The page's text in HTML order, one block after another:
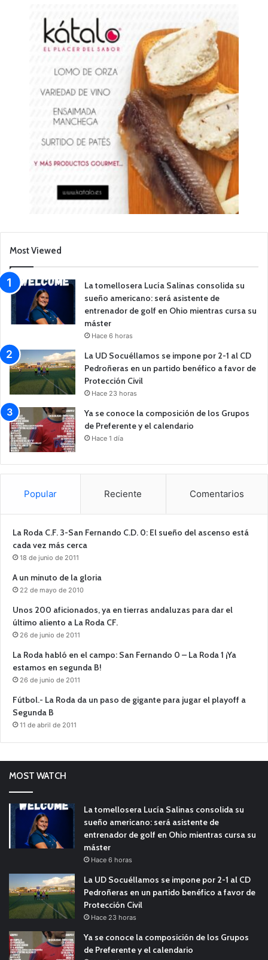
Most Viewed
La tomellosera Lucía Salinas consolida su
sueño americano: será asistente de
entrenador de golf en Ohio mientras cursa su
máster
Hace 6 horas
La UD Socuéllamos se impone por 2-1 al CD
Pedroñeras en un partido benéfico a favor de
Protección Civil
Hace 23 horas
Ya se conoce la composición de los Grupos
de Preferente y el calendario
Hace 1 día
Popular Reciente Comentarios
La Roda C.F. 3-San Fernando C.D. 0: El sueño del ascenso está
cada vez más cerca
18 de junio de 2011
A un minuto de la gloria
22 de mayo de 2010
Unos 200 aficionados, ya en tierras andaluzas para dar el
último aliento a La Roda CF.
26 de junio de 2011
La Roda habló en el campo: San Fernando 0 – La Roda 1 ¡Ya
estamos en segunda B!
26 de junio de 2011
Fútbol.- La Roda da un paso de gigante para jugar el playoff a
Segunda B
11 de abril de 2011
MOST WATCH
La tomellosera Lucía Salinas consolida su
sueño americano: será asistente de
entrenador de golf en Ohio mientras cursa su
máster
Hace 6 horas
La UD Socuéllamos se impone por 2-1 al CD
Pedroñeras en un partido benéfico a favor de
Protección Civil
Hace 23 horas
Ya se conoce la composición de los Grupos
de Preferente y el calendario